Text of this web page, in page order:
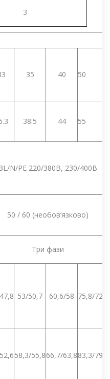
3
35 40 50
38.5 44 55
3L/N/PE 220/380В, 230/400В
50 / 60 (необов’язково)
Три фази
53/50,7 60,6/58 75,8/72,4
58,3/55,866,7/63,883,3/79,7